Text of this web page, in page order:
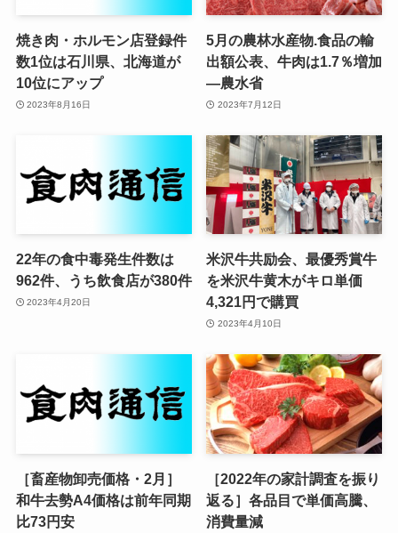
焼き肉・ホルモン店登録件
数1位は石川県、北海道が
10位にアップ
2023年8月16日
5月の農林水産物.食品の輸
出額公表、牛肉は1.7％増加
—農水省
2023年7月12日
22年の食中毒発生件数は
962件、うち飲食店が380件
2023年4月20日
米沢牛共励会、最優秀賞牛
を米沢牛黄木がキロ単価
4,321円で購買
2023年4月10日
［畜産物卸売価格・2月］
和牛去勢A4価格は前年同期
比73円安
［2022年の家計調査を振り
返る］各品目で単価高騰、
消費量減